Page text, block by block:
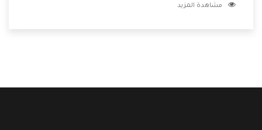
وتقدم للعملاء أقوى العروض والخصومات التى تسهل على
مشاهدة المزيد